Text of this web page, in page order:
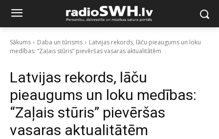
Sākums Daba un tūrisms
Latvijas rekords, lāču pieaugums un loku
medības: “Zaļais stūris” pievēršas vasaras aktualitātēm
Latvijas rekords, lāču
pieaugums un loku medības:
“Zaļais stūris” pievēršas
vasaras aktualitātēm